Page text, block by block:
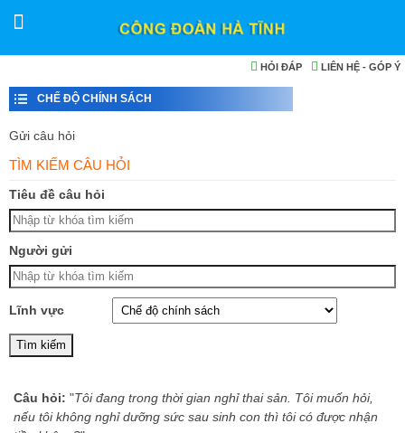
LIÊN HỆ - GÓP Ý
HỎI ĐÁP
CHẾ ĐỘ CHÍNH SÁCH
Gửi câu hỏi
TÌM KIẾM CÂU HỎI
Tiêu đề câu hỏi
Người gửi
Lĩnh vực
Câu hỏi: "Tôi đang trong thời gian nghỉ thai sản. Tôi muốn hỏi,
nếu tôi không nghỉ dưỡng sức sau sinh con thì tôi có được nhận